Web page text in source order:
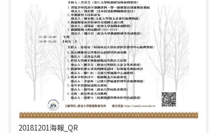
20181201海報_QR